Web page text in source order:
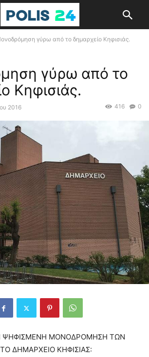
γύρω από το δημαρχείο Κηφισιάς.
γύρω από το
Κηφισιάς.
2016 0
416
ΨΗΦΙΣΜΕΝΗ ΜΟΝΟΔΡΟΜΗΣΗ ΤΩΝ
ΔΗΜΑΡΧΕΙΟ ΚΗΦΙΣΙΑΣ: